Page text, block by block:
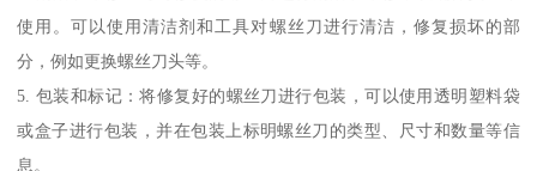
使用。可以使用清洁剂和工具对螺丝刀进行清洁，修复损坏的部
分，例如更换螺丝刀头等。
5. 包装和标记：将修复好的螺丝刀进行包装，可以使用透明塑料袋
或盒子进行包装，并在包装上标明螺丝刀的类型、尺寸和数量等信
息。